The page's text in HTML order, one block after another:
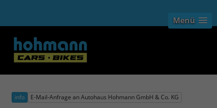
Menü
info E-Mail-Anfrage an Autohaus Hohmann GmbH & Co. KG